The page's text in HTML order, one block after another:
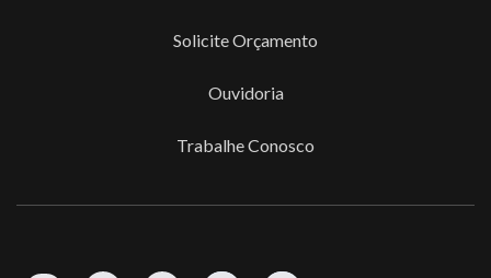
Solicite Orçamento
Ouvidoria
Trabalhe Conosco